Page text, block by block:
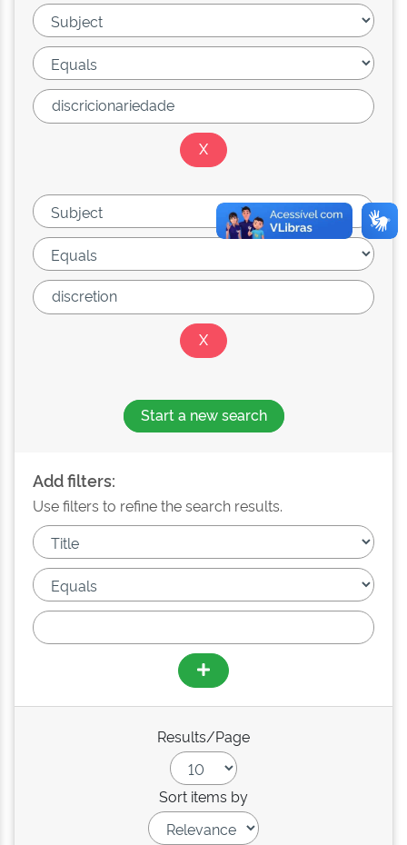
Start a new search
Add filters:
Use filters to refine the search results.
Results/Page
Sort items by